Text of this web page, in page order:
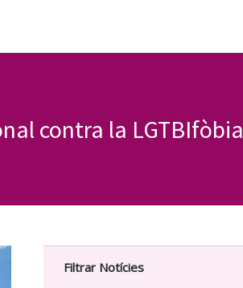
contra la LGTBIfòbia
Filtrar Notícies